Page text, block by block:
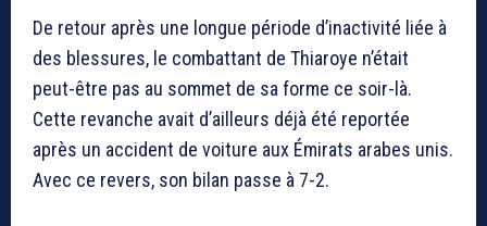
De retour après une longue période d’inactivité liée à
des blessures, le combattant de Thiaroye n’était
peut-être pas au sommet de sa forme ce soir-là.
Cette revanche avait d’ailleurs déjà été reportée
après un accident de voiture aux Émirats arabes unis.
Avec ce revers, son bilan passe à 7-2.